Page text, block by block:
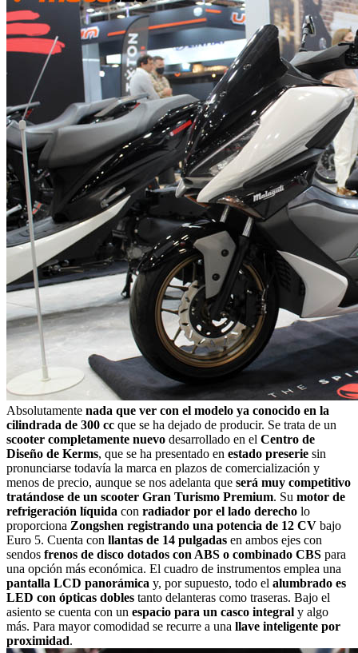
Absolutamente nada que ver con el modelo ya conocido en la
cilindrada de 300 cc que se ha dejado de producir. Se trata de un
scooter completamente nuevo desarrollado en el Centro de
Diseño de Kerms, que se ha presentado en estado preserie sin
pronunciarse todavía la marca en plazos de comercialización y
menos de precio, aunque se nos adelanta que será muy competitivo
tratándose de un scooter Gran Turismo Premium. Su motor de
refrigeración líquida con radiador por el lado derecho lo
proporciona Zongshen registrando una potencia de 12 CV bajo
Euro 5. Cuenta con llantas de 14 pulgadas en ambos ejes con
sendos frenos de disco dotados con ABS o combinado CBS para
una opción más económica. El cuadro de instrumentos emplea una
pantalla LCD panorámica y, por supuesto, todo el alumbrado es
LED con ópticas dobles tanto delanteras como traseras. Bajo el
asiento se cuenta con un espacio para un casco integral y algo
más. Para mayor comodidad se recurre a una llave inteligente por
proximidad.